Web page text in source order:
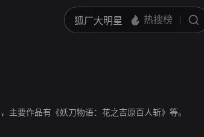
主要作品有《妖刀物语：花之吉原百人斩》等。